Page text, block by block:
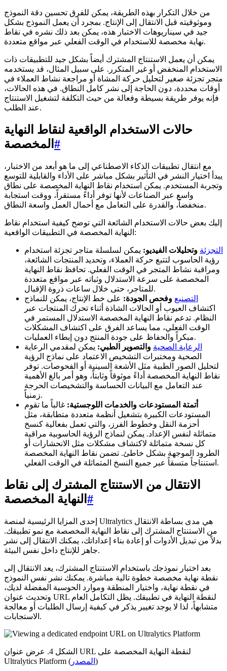
من خلال التكرار بهذه الطريقة، يمكن للفرق تحسين دقة النموذج
وموثوقيته قبل الانتقال إلى الإنتاج. بمجرد أن يعمل النموذج بشكل
جيد في سيناريوهات الاختبار هذه، يمكن بعد ذلك نشره في نقاط
نهاية مخصصة للاستخدام في الوقت الفعلي عبر مواقع متعددة.
يمكن أن يعمل الاستنتاج المشترك أيضاً بشكل جيد للتطبيقات ذات
الاستخدام المنخفض أو غير المتكرر. على سبيل المثال، قد يستخدمه
متجر تجزئة صغير لتحليل حركة المشاة أو مراجعة نشاط العملاء في
أوقات محددة، دون الحاجة إلى نشر كامل النطاق. في هذه الحالات،
فإنه يوفر طريقة بسيطة وفعالة من حيث التكلفة لتشغيل الاستنتاج
عند الطلب.
حالات الاستخدام الواقعية لنقاط النهاية
المخصصة #
مع انتقال تطبيقات الذكاء الاصطناعي إلى ما هو أبعد من الاختبار،
يبدأ اختيار النشر في التأثير بشكل مباشر على الأداء والقابلية للتوسع
وتجربة المستخدم. يمكن استخدام نقاط النهاية المخصصة على نطاق
واسع عبر الصناعات لأنها توفر أداءً مستقراً، ووقت استجابة
منخفضاً، والقدرة على التعامل مع أحمال العمل واسعة النطاق.
إليك بعض حالات الاستخدام الشائعة التي توضح كيفية استخدام نقاط
النهاية المخصصة في التطبيقات الواقعية:
التجزئة وتحليلات الفيديو: يمكن لسلسلة متاجر تجزئة استخدام
رؤية الحاسوب لتتبع حركة العملاء، وتحديد المنتجات الشائعة،
ومراقبة نشاط المتجر في الوقت الفعلي. تحافظ نقاط النهاية
المخصصة على سرعة الاستدلال وثباته عبر مواقع متعددة
للمتاجر، حتى خلال ساعات ذروة الإقبال.
التصنيع وفحص الجودة: على خط الإنتاج، يمكن للنماذج
اكتشاف العيوب أو الحالات الشاذة أثناء تحرك المنتجات عبر
النظام. تدعم نقاط النهاية المخصصة الاستدلال المستمر في
الوقت الفعلي، مما يساعد الفرق على اكتشاف المشكلات
مبكراً والحفاظ على جودة المنتج دون إبطاء العمليات.
الرعاية الصحية والتصوير الطبي: يمكن لمقدمي الرعاية
الصحية ومختبرات التشخيص الاعتماد على نماذج الرؤية
لتحليل الصور الطبية مثل الأشعة السينية أو الفحوصات. توفر
نقاط النهاية المخصصة أداءً موثوقاً وثابتاً، وهو أمر بالغ الأهمية
عند التعامل مع البيانات الحساسة والتشخيصات الحرجة
زمنياً.
أتمتة المستودعات والخدمات اللوجستية: غالباً ما تقوم
المستودعات الكبيرة بتشغيل أنظمة متعددة متطابقة، مثل
أحزمة النقل وخطوط الفرز، والتي تعمل بفعالية كنسخ
متماثلة لنفس الإعداد. يمكن لنماذج الرؤية الحاسوبية مراقبة
كل نسخة متماثلة لاكتشاف مشكلات مثل الانحشارات أو
الطرود الموجهة بشكل خاطئ. تضمن نقاط النهاية المخصصة
استنتاجاً متسقاً عبر جميع النسخ المتماثلة في الوقت الفعلي.
الانتقال من الاستنتاج المشترك إلى نقاط
النهاية المخصصة #
إحدى المزايا الرئيسية لمنصة Ultralytics هي مدى بساطة الانتقال
من الاستنتاج المشترك إلى نقاط النهاية المخصصة مع نمو تطبيقك.
بدلاً من تبديل الأدوات أو إعادة بناء إعداداتك، يمكنك الانتقال إلى نشر
جاهز للإنتاج داخل نفس البيئة.
بعد اختبار نموذجك باستخدام الاستنتاج المشترك، يعد الانتقال إلى
نقطة نهاية مخصصة خطوة تالية مباشرة. يمكنك نشر نفس النموذج
في نقطة نهاية، واختيار المنطقة وموارد الحوسبة المفضلة لديك،
وتحديث عنوان URL لنقطة النهاية في تطبيقك. يظل التكامل العام
متشابهاً، لذا لا يوجد تغيير يذكر في كيفية إرسال الطلبات أو معالجة
الاستجابات.
الشكل 4. عرض عنوان URL لنقطة النهاية المخصصة على
Ultralytics Platform ( المصدر )